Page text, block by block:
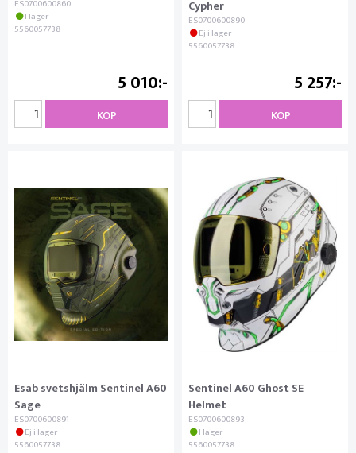
ES0700600860
I lager
5560057738
5 010
KÖP
Cypher
ES0700600890
Ej i lager
5560057738
5 257
KÖP
Esab svetshjälm Sentinel A60
Sage
ES0700600891
Ej i lager
5560057738
Sentinel A60 Ghost SE
Helmet
ES0700600893
I lager
5560057738